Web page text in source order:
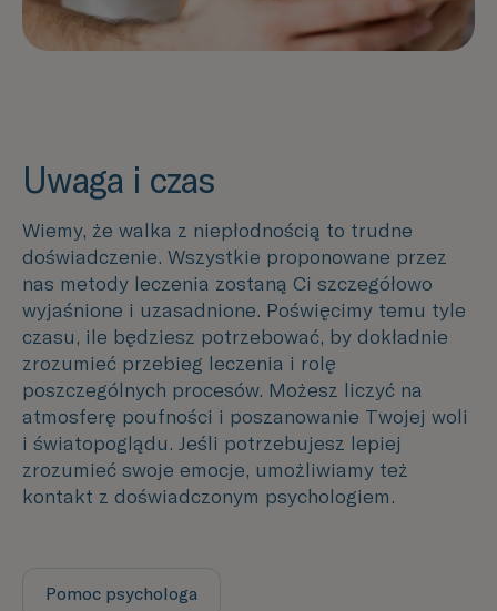
Uwaga i czas
Wiemy, że walka z niepłodnością to trudne
doświadczenie. Wszystkie proponowane przez
nas metody leczenia zostaną Ci szczegółowo
wyjaśnione i uzasadnione. Poświęcimy temu tyle
czasu, ile będziesz potrzebować, by dokładnie
zrozumieć przebieg leczenia i rolę
poszczególnych procesów. Możesz liczyć na
atmosferę poufności i poszanowanie Twojej woli
i światopoglądu. Jeśli potrzebujesz lepiej
zrozumieć swoje emocje, umożliwiamy też
kontakt z doświadczonym psychologiem.
Pomoc psychologa